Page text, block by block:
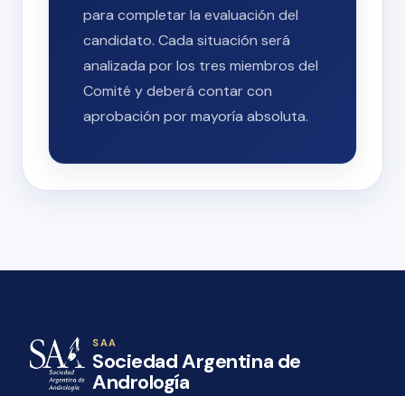
para completar la evaluación del
candidato. Cada situación será
analizada por los tres miembros del
Comité y deberá contar con
aprobación por mayoría absoluta.
SAA
Sociedad Argentina de
Andrología